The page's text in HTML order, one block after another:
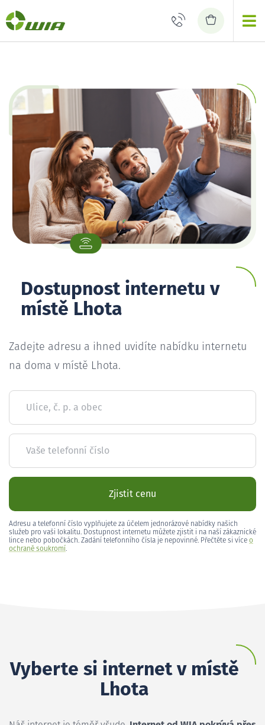
Dostupnost internetu v
místě Lhota
Zadejte adresu a ihned uvidíte nabídku internetu
na doma v místě Lhota.
Ulice, č. p. a obec
Vaše telefonní číslo
Zjistit cenu
Adresu a telefonní číslo vyplňujete za účelem jednorázové nabídky našich
služeb pro vaši lokalitu. Dostupnost internetu můžete zjistit i na naší zákaznické
lince nebo pobočkách. Zadání telefonního čísla je nepovinné. Přečtěte si více o
ochraně soukromí.
Vyberte si internet v místě
Lhota